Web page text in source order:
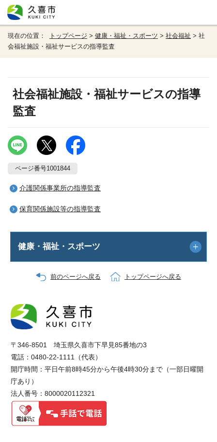
現在の位置： トップページ > 健康・福祉・スポーツ > 社会福祉 > 社
会福祉施設・福祉サービスの指導監査
社会福祉施設・福祉サービスの指導
監査
ページ番号1001844
介護関係事業所の指導監査
保育関係施設等の指導監査
健康・福祉・スポーツ
前のページへ戻る トップページへ戻る
〒346-8501 埼玉県久喜市下早見85番地の3
電話：0480-22-1111（代表）
開庁時間：平日午前8時45分から午後4時30分まで（一部日曜開
庁あり）
法人番号：8000020112321